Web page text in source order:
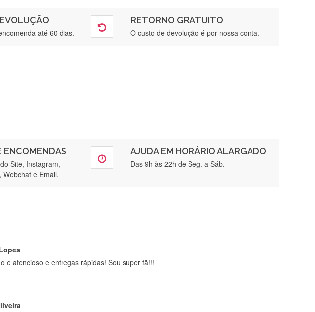
até 60 dias.
RETORNO GRATUITO
O custo de devolução é por nossa conta.
ENCOMENDAS
Site, Instagram,
Webchat e Email.
AJUDA EM HORÁRIO ALARGADO
Das 9h às 22h de Seg. a Sáb.
Volto a encomendar.
recomendo
feita de muitas certamente❤️
para o transporte, muito obrigada , serviço 5 estrelas
e atencioso e entregas rápidas! Sou super fã!!!